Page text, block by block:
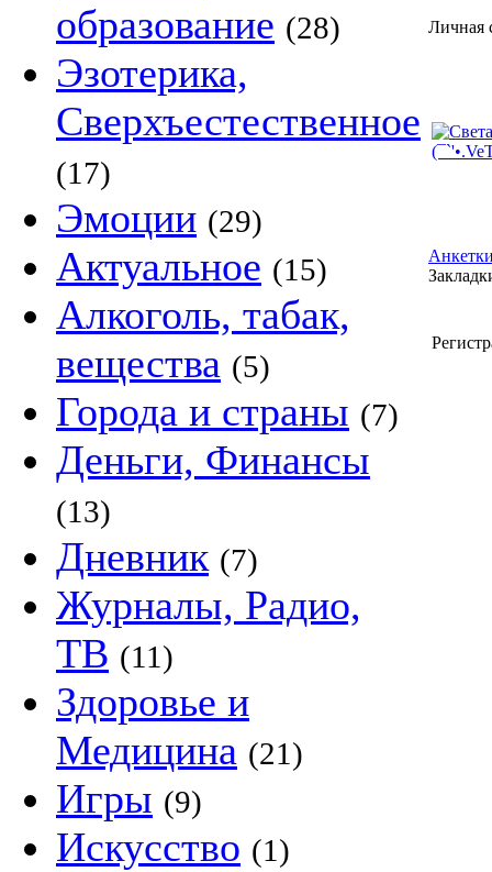
образование (28)
Эзотерика,
Сверхъестественное
(17)
Эмоции (29)
Актуальное (15)
Алкоголь, табак,
вещества (5)
Города и страны (7)
Деньги, Финансы
(13)
Дневник (7)
Журналы, Радио,
ТВ (11)
Здоровье и
Медицина (21)
Игры (9)
Искусство (1)
Личная